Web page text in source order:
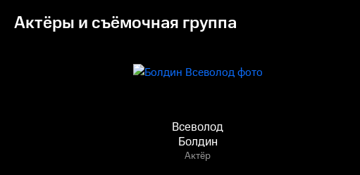
Актёры и съёмочная группа
Всеволод
Болдин
Актёр